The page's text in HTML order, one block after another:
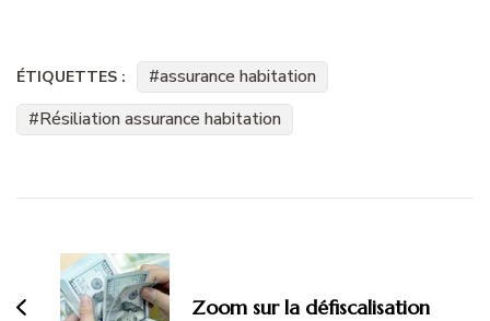
ÉTIQUETTES :
assurance habitation
Résiliation assurance habitation
d'article
Zoom sur la défiscalisation